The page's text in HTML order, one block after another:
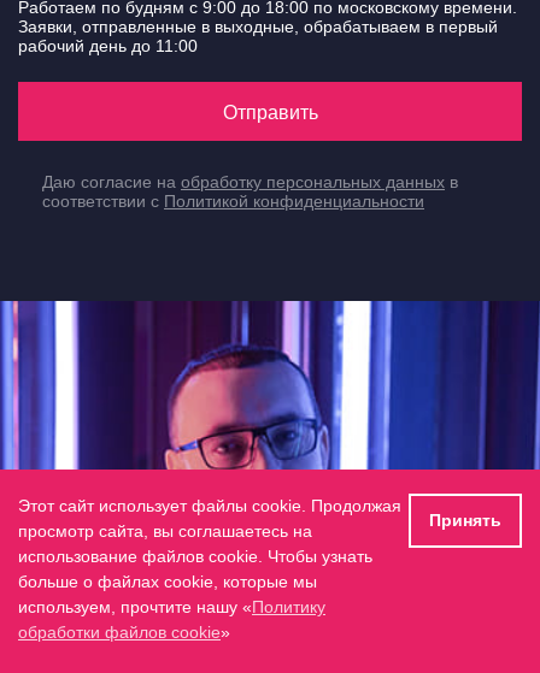
Работаем по будням с 9:00 до 18:00 по московскому времени.
Заявки, отправленные в выходные, обрабатываем в первый
рабочий день до 11:00
Отправить
Даю согласие на обработку персональных данных в
соответствии с Политикой конфиденциальности
Этот сайт использует файлы cookie. Продолжая
просмотр сайта, вы соглашаетесь на
использование файлов cookie. Чтобы узнать
больше о файлах cookie, которые мы
используем, прочтите нашу «Политику
обработки файлов cookie»
Принять